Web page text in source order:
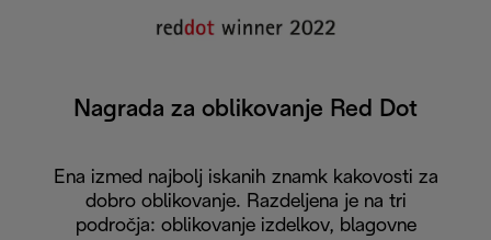
Nagrada za oblikovanje Red Dot
Ena izmed najbolj iskanih znamk kakovosti za
dobro oblikovanje. Razdeljena je na tri
področja: oblikovanje izdelkov, blagovne